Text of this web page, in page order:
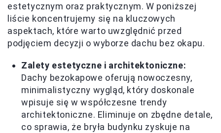
estetycznym oraz praktycznym. W poniższej
liście koncentrujemy się na kluczowych
aspektach, które warto uwzględnić przed
podjęciem decyzji o wyborze dachu bez okapu.
Zalety estetyczne i architektoniczne:
Dachy bezokapowe oferują nowoczesny,
minimalistyczny wygląd, który doskonale
wpisuje się w współczesne trendy
architektoniczne. Eliminuje on zbędne detale,
co sprawia, że bryła budynku zyskuje na